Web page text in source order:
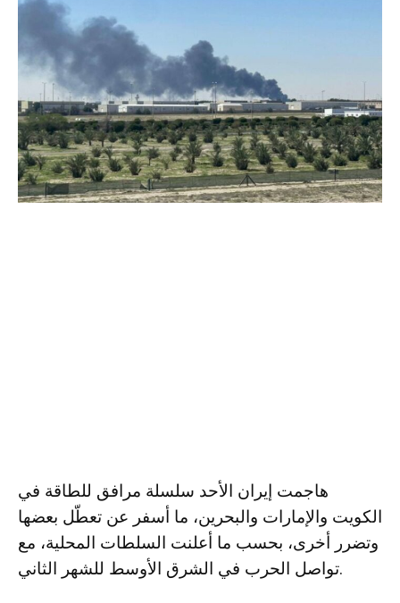
هاجمت إيران الأحد سلسلة مرافق للطاقة في
الكويت والإمارات والبحرين، ما أسفر عن تعطّل بعضها
وتضرر أخرى، بحسب ما أعلنت السلطات المحلية، مع
تواصل الحرب في الشرق الأوسط للشهر الثاني.